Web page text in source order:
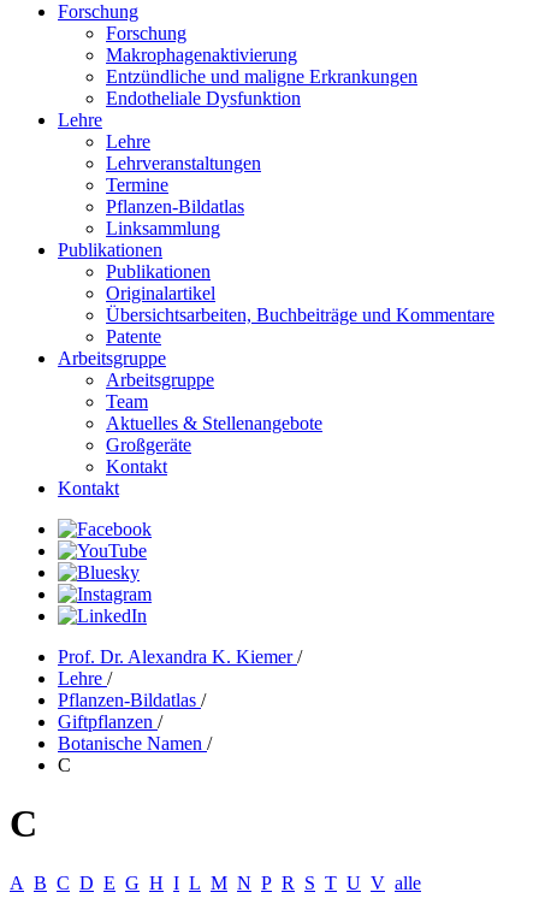
Forschung
Forschung
Makrophagenaktivierung
Entzündliche und maligne Erkrankungen
Endotheliale Dysfunktion
Lehre
Lehre
Lehrveranstaltungen
Termine
Pflanzen-Bildatlas
Linksammlung
Publikationen
Publikationen
Originalartikel
Übersichtsarbeiten, Buchbeiträge und Kommentare
Patente
Arbeitsgruppe
Arbeitsgruppe
Team
Aktuelles & Stellenangebote
Großgeräte
Kontakt
Kontakt
Prof. Dr. Alexandra K. Kiemer/
Lehre /
Pflanzen-Bildatlas /
Giftpflanzen /
Botanische Namen /
C
C
A B C D E G H I L M N P R S T U V alle